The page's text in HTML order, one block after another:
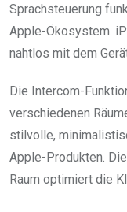
Sprachsteuerung
Apple-Ökosystem.
nahtlos mit dem
Die Intercom-
verschiedenen
stilvolle,
Apple-Produkten.
Raum optimiert die